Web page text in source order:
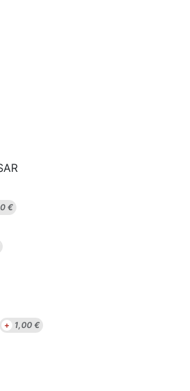
€
+ 1,00€